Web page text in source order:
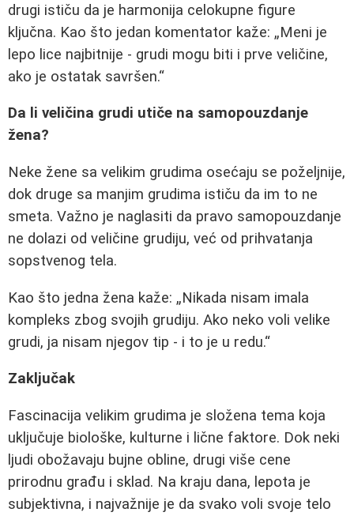
drugi ističu da je harmonija celokupne figure
ključna. Kao što jedan komentator kaže:
Meni je
lepo lice najbitnije - grudi mogu biti i prve veličine,
ako je ostatak savršen.
Da li veličina grudi utiče na samopouzdanje
žena?
Neke žene sa velikim grudima osećaju se poželjnije,
dok druge sa manjim grudima ističu da im to ne
smeta. Važno je naglasiti da pravo samopouzdanje
ne dolazi od veličine grudiju, već od prihvatanja
sopstvenog tela.
Kao što jedna žena kaže:
Nikada nisam imala
kompleks zbog svojih grudiju. Ako neko voli velike
grudi, ja nisam njegov tip - i to je u redu.
Zaključak
Fascinacija velikim grudima je složena tema koja
uključuje biološke, kulturne i lične faktore. Dok neki
ljudi obožavaju bujne obline, drugi više cene
prirodnu građu i sklad. Na kraju dana, lepota je
subjektivna, i najvažnije je da svako voli svoje telo